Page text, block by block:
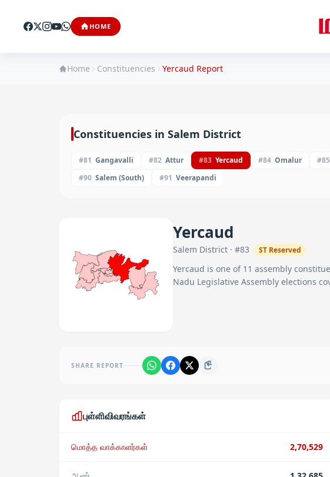
HOME
Home Constituencies Yercaud Report
Constituencies in Salem District
#81 Gangavalli #82 Attur #83 Yercaud #84 Omalur #85
#90 Salem (South) #91 Veerapandi
Yercaud
Salem District · #83 ST Reserved
Yercaud is one of 11 assembly
Nadu Legislative Assembly elections
SHARE REPORT
புள்ளிவிவரங்கள்
மொத்த வாக்காளர்கள் 2,70,529